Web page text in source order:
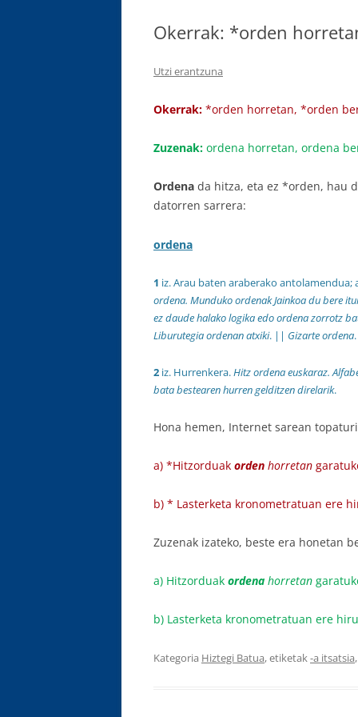
Okerrak: *orden
Utzi erantzuna
Okerrak: *orden horretan, *orden
Zuzenak: ordena horretan, ordena
Ordena da hitza, eta ez *orden, hau
datorren sarrera:
ordena
1 iz. Arau baten araberako
ordena. Munduko ordenak Jainkoa du bere
ez daude halako logika edo ordena zorrotz
Liburutegia ordenan atxiki. || Gizarte ordena.
2 iz. Hurrenkera.Hitz ordena euskaraz.
bata bestearen hurren gelditzen direlarik.
Hona hemen, Internet sarean
a) *Hitzorduak orden horretan
b) * Lasterketa kronometratuan ere
Zuzenak izateko, beste era honetan
a) Hitzorduak ordena horretan
b) Lasterketa kronometratuan ere
Kategoria Hiztegi Batua, etiketak-a itsatsia,